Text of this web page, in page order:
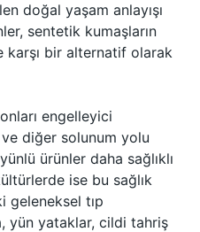
doğal yaşam anlayışı
sentetik kumaşların
karşı bir alternatif olarak
engelleyici
diğer solunum yolu
ürünler daha sağlıklı
ise bu sağlık
geleneksel tıp
yün yataklar, cildi tahriş